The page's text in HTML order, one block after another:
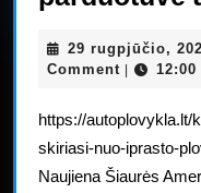
29 rugpjūčio,
Comment
12:00
https://autoplovykla.lt/
skiriasi-nuo-iprasto-
Naujiena Šiaurės